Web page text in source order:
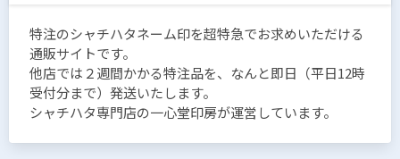
特注のシャチハタネーム印を超特急でお求めいただける
通販サイトです。
他店では２週間かかる特注品を、なんと即日（平日12時
受付分まで）発送いたします。
シャチハタ専門店の一心堂印房が運営しています。